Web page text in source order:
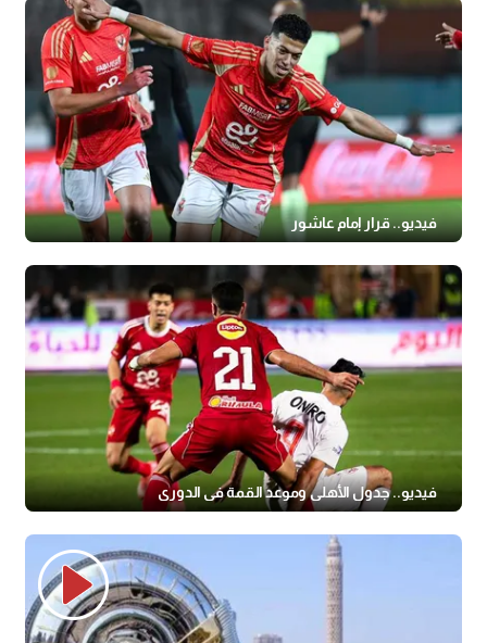
فيديو.. قرار إمام عاشور
فيديو.. جدول الأهلي وموعد القمة في الدوري